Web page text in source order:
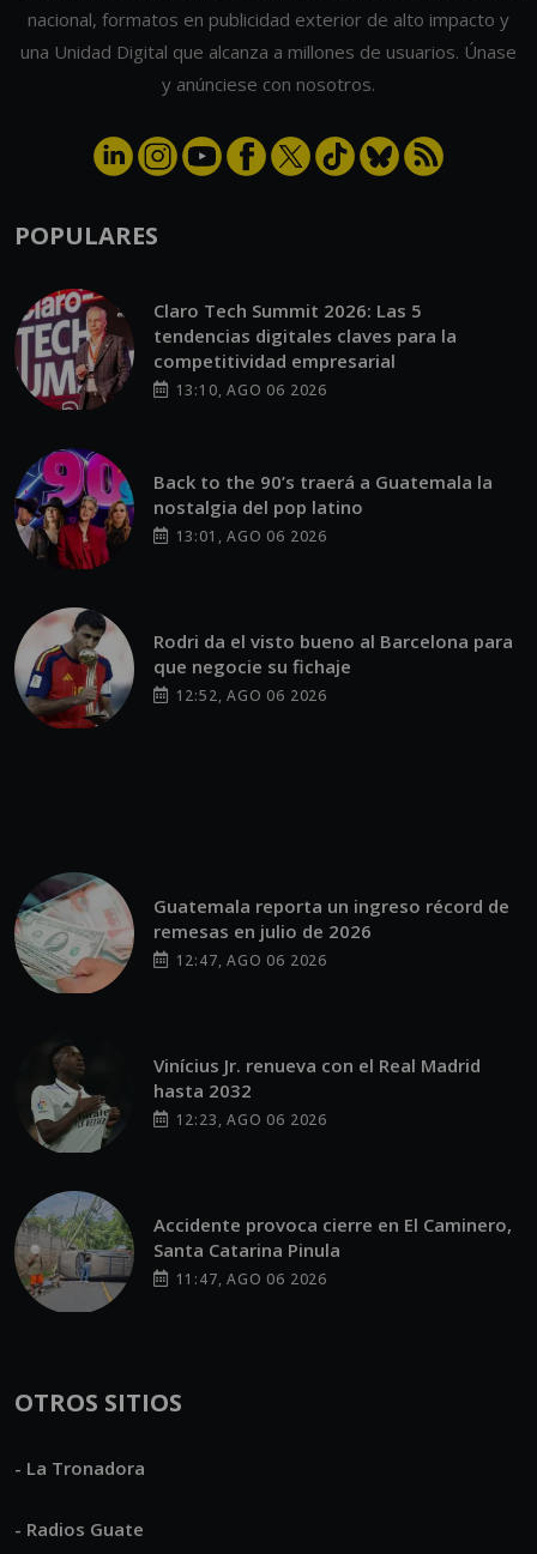
nacional, formatos en publicidad exterior de alto impacto y
una Unidad Digital que alcanza a millones de usuarios. Únase
y anúnciese con nosotros.
POPULARES
Claro Tech Summit 2026: Las 5
tendencias digitales claves para la
competitividad empresarial
13:10, AGO 06 2026
Back to the 90’s traerá a Guatemala la
nostalgia del pop latino
13:01, AGO 06 2026
Rodri da el visto bueno al Barcelona para
que negocie su fichaje
12:52, AGO 06 2026
Guatemala reporta un ingreso récord de
remesas en julio de 2026
12:47, AGO 06 2026
Vinícius Jr. renueva con el Real Madrid
hasta 2032
12:23, AGO 06 2026
Accidente provoca cierre en El Caminero,
Santa Catarina Pinula
11:47, AGO 06 2026
OTROS SITIOS
- La Tronadora
- Radios Guate